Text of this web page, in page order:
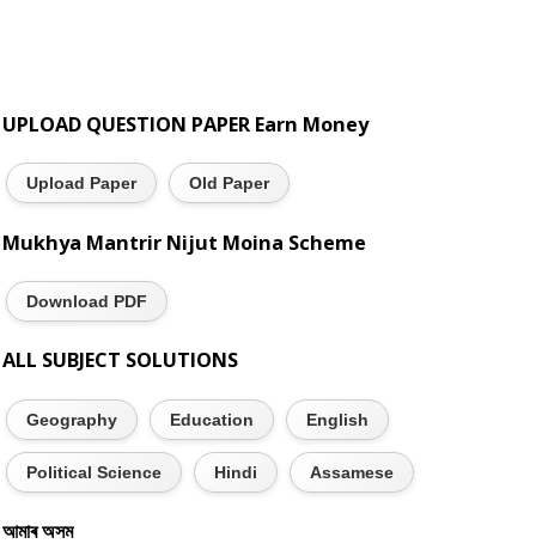
UPLOAD QUESTION PAPER Earn Money
Upload Paper Old Paper
Mukhya Mantrir Nijut Moina Scheme
Download PDF
ALL SUBJECT SOLUTIONS
Geography Education English
Political Science Hindi Assamese
আমাৰ অসম